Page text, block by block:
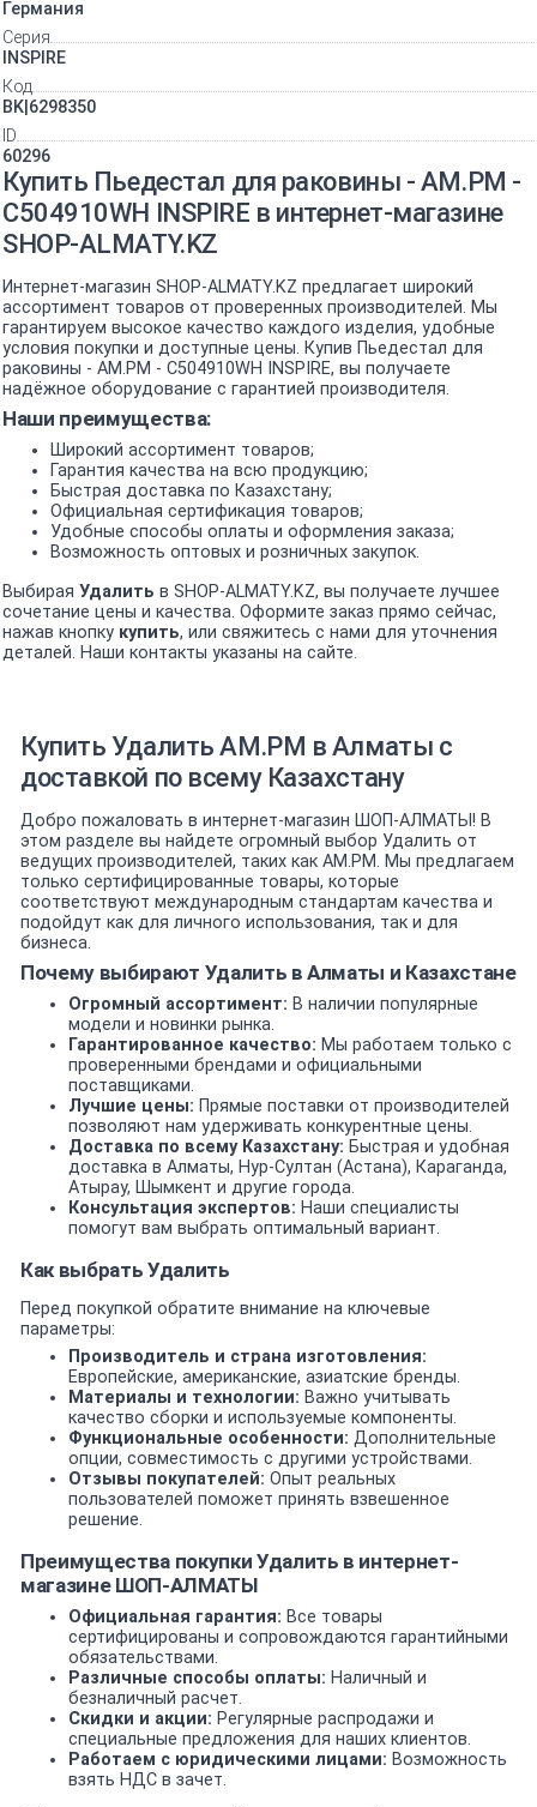
Германия
Серия
INSPIRE
Код
BK|6298350
ID
60296
Купить Пьедестал для раковины - AM.PM -
C504910WH INSPIRE в интернет-магазине
SHOP-ALMATY.KZ
Интернет-магазин SHOP-ALMATY.KZ предлагает широкий
ассортимент товаров от проверенных производителей. Мы
гарантируем высокое качество каждого изделия, удобные
условия покупки и доступные цены. Купив Пьедестал для
раковины - AM.PM - C504910WH INSPIRE, вы получаете
надёжное оборудование с гарантией производителя.
Наши преимущества:
Широкий ассортимент товаров;
Гарантия качества на всю продукцию;
Быстрая доставка по Казахстану;
Официальная сертификация товаров;
Удобные способы оплаты и оформления заказа;
Возможность оптовых и розничных закупок.
Выбирая Удалить в SHOP-ALMATY.KZ, вы получаете лучшее
сочетание цены и качества. Оформите заказ прямо сейчас,
нажав кнопку купить, или свяжитесь с нами для уточнения
деталей. Наши контакты указаны на сайте.
Купить Удалить AM.PM в Алматы с
доставкой по всему Казахстану
Добро пожаловать в интернет-магазин ШОП-АЛМАТЫ! В
этом разделе вы найдете огромный выбор Удалить от
ведущих производителей, таких как AM.PM. Мы предлагаем
только сертифицированные товары, которые
соответствуют международным стандартам качества и
подойдут как для личного использования, так и для
бизнеса.
Почему выбирают Удалить в Алматы и Казахстане
Огромный ассортимент: В наличии популярные
модели и новинки рынка.
Гарантированное качество: Мы работаем только с
проверенными брендами и официальными
поставщиками.
Лучшие цены: Прямые поставки от производителей
позволяют нам удерживать конкурентные цены.
Доставка по всему Казахстану: Быстрая и удобная
доставка в Алматы, Нур-Султан (Астана), Караганда,
Атырау, Шымкент и другие города.
Консультация экспертов: Наши специалисты
помогут вам выбрать оптимальный вариант.
Как выбрать Удалить
Перед покупкой обратите внимание на ключевые
параметры:
Производитель и страна изготовления:
Европейские, американские, азиатские бренды.
Материалы и технологии: Важно учитывать
качество сборки и используемые компоненты.
Функциональные особенности: Дополнительные
опции, совместимость с другими устройствами.
Отзывы покупателей: Опыт реальных
пользователей поможет принять взвешенное
решение.
Преимущества покупки Удалить в интернет-
магазине ШОП-АЛМАТЫ
Официальная гарантия: Все товары
сертифицированы и сопровождаются гарантийными
обязательствами.
Различные способы оплаты: Наличный и
безналичный расчет.
Скидки и акции: Регулярные распродажи и
специальные предложения для наших клиентов.
Работаем с юридическими лицами: Возможность
взять НДС в зачет.